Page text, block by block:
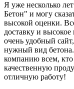
Я уже несколько
Бетон" и могу
высокой оценки.
доставку и
очень удобный
нужный вид
компанию всем, кто
качественную
отличную работу!